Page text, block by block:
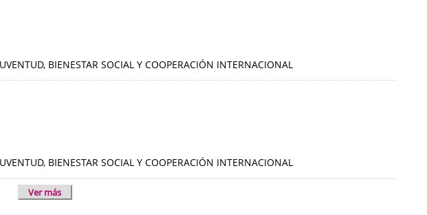
BIENESTAR SOCIAL Y COOPERACIÓN INTERNACIONAL
BIENESTAR SOCIAL Y COOPERACIÓN INTERNACIONAL
Ver más